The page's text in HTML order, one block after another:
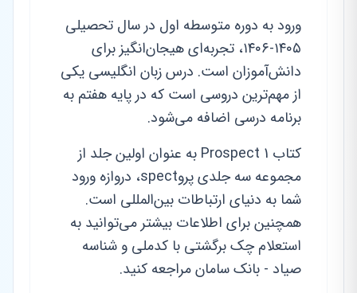
ورود به دوره متوسطه اول در سال تحصیلی
۱۴۰۵-۱۴۰۶، تجربه‌ای هیجان‌انگیز برای
دانش‌آموزان است. درس زبان انگلیسی یکی
از مهم‌ترین دروسی است که در پایه هفتم به
برنامه درسی اضافه می‌شود.
کتاب Prospect 1 به عنوان اولین جلد از
مجموعه سه جلدی پروspect، دروازه ورود
شما به دنیای ارتباطات بین‌المللی است.
همچنین برای اطلاعات بیشتر می‌توانید به
استعلام چک برگشتی با کدملی و شناسه
صیاد - بانک سامان مراجعه کنید.